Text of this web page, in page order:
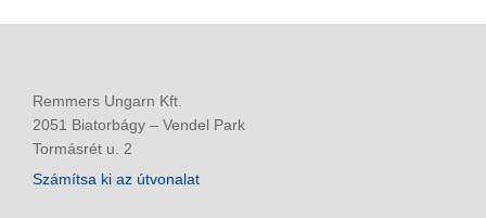
Remmers Ungarn Kft.
2051 Biatorbágy – Vendel Park
Tormásrét u. 2
Számítsa ki az útvonalat